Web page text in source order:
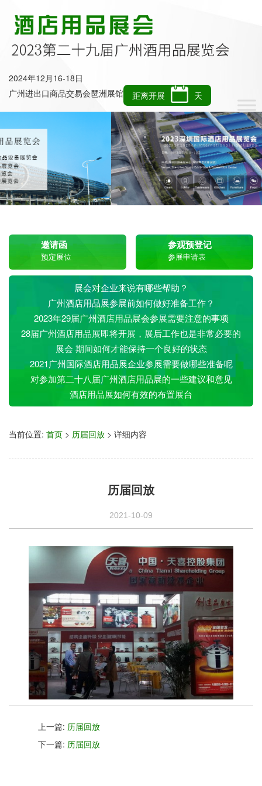
2024年12月16-18日
广州进出口商品交易会琶洲展馆
距离开展 天
邀请函
预定展位
参观预登记
参展申请表
展会对企业来说有哪些帮助？
广州酒店用品展参展前如何做好准备工作？
2023年29届广州酒店用品展会参展需要注意的事项
28届广州酒店用品展即将开展，展后工作也是非常必要的
展会 期间如何才能保持一个良好的状态
2021广州国际酒店用品展企业参展需要做哪些准备呢
对参加第二十八届广州酒店用品展的一些建议和意见
酒店用品展如何有效的布置展台
当前位置: 首页 > 历届回放 > 详细内容
历届回放
2021-10-09
上一篇: 历届回放
下一篇: 历届回放